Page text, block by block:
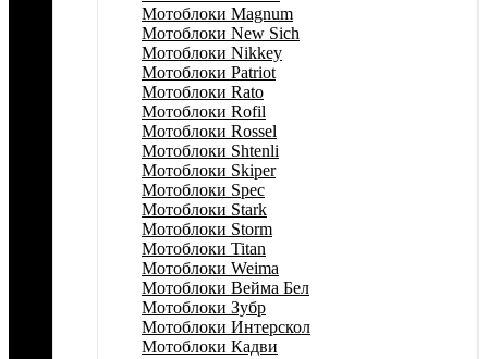
Мотоблоки Magnum
Мотоблоки New Sich
Мотоблоки Nikkey
Мотоблоки Patriot
Мотоблоки Rato
Мотоблоки Rofil
Мотоблоки Rossel
Мотоблоки Shtenli
Мотоблоки Skiper
Мотоблоки Spec
Мотоблоки Stark
Мотоблоки Storm
Мотоблоки Titan
Мотоблоки Weima
Мотоблоки Вейма Бел
Мотоблоки Зубр
Мотоблоки Интерскол
Мотоблоки Кадви